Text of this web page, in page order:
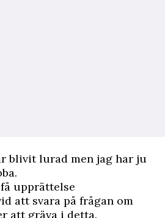
blivit lurad men jag har ju
upprättelse
att svara på frågan om
att gräva i detta.